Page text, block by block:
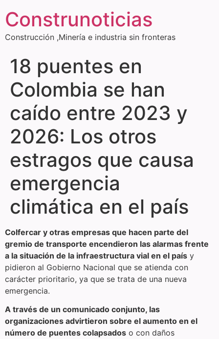
Construnoticias
Construcción ,Minería e industria sin fronteras
18 puentes en
Colombia se han
caído entre 2023 y
2026: Los otros
estragos que causa
emergencia
climática en el país
Colfercar y otras empresas que hacen parte del
gremio de transporte encendieron las alarmas frente
a la situación de la infraestructura vial en el país y
pidieron al Gobierno Nacional que se atienda con
carácter prioritario, ya que se trata de una nueva
emergencia.
A través de un comunicado conjunto, las
organizaciones advirtieron sobre el aumento en el
número de puentes colapsados o con daños